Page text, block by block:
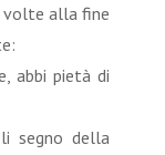
volte alla fine
abbi pietà di
segno della